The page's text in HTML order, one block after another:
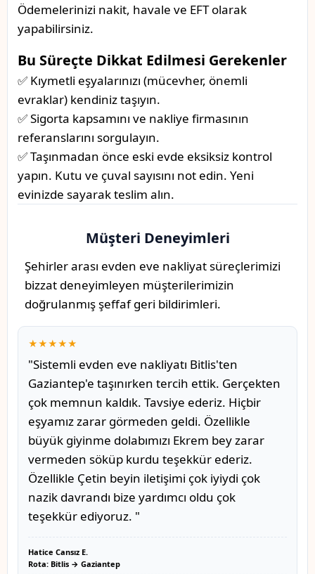
Ödemelerinizi nakit, havale ve EFT olarak
yapabilirsiniz.
Bu Süreçte Dikkat Edilmesi Gerekenler
✅ Kıymetli eşyalarınızı (mücevher, önemli
evraklar) kendiniz taşıyın.
✅ Sigorta kapsamını ve nakliye firmasının
referanslarını sorgulayın.
✅ Taşınmadan önce eski evde eksiksiz kontrol
yapın. Kutu ve çuval sayısını not edin. Yeni
evinizde sayarak teslim alın.
Müşteri Deneyimleri
Şehirler arası evden eve nakliyat süreçlerimizi
bizzat deneyimleyen müşterilerimizin
doğrulanmış şeffaf geri bildirimleri.
★★★★★
"Sistemli evden eve nakliyatı Bitlis'ten
Gaziantep'e taşınırken tercih ettik. Gerçekten
çok memnun kaldık. Tavsiye ederiz. Hiçbir
eşyamız zarar görmeden geldi. Özellikle
büyük giyinme dolabımızı Ekrem bey zarar
vermeden söküp kurdu teşekkür ederiz.
Özellikle Çetin beyin iletişimi çok iyiydi çok
nazik davrandı bize yardımcı oldu çok
teşekkür ediyoruz. "
Hatice Cansız E.
Rota: Bitlis → Gaziantep